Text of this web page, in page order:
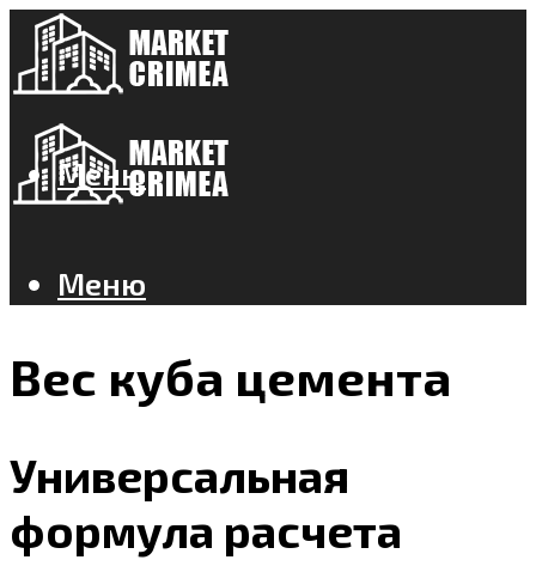
Меню
Меню
Вес куба цемента
Универсальная
формула расчета